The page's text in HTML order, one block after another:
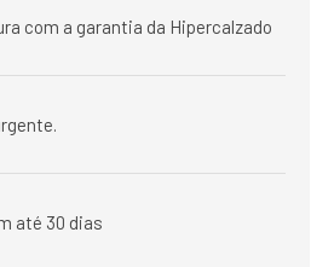
com a garantia da Hipercalzado
até 30 dias